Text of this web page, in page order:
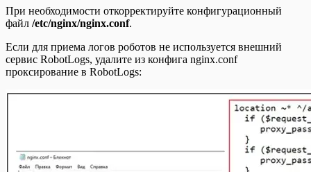
При необходимости откорректируйте конфигурационный
файл /etc/nginx/nginx.conf.
Если для приема логов роботов не используется внешний
сервис RobotLogs, удалите из конфига nginx.conf
проксирование в RobotLogs: